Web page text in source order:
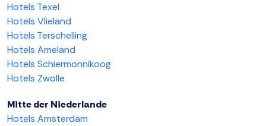
Hotels Texel
Hotels Vlieland
Hotels Terschelling
Hotels Ameland
Hotels Schiermonnikoog
Hotels Zwolle
Mitte der Niederlande
Hotels Amsterdam